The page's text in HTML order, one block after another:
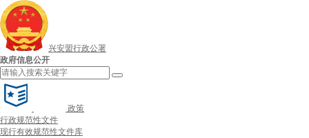
兴安盟行政公署
政府信息公开
政策
行政规范性文件
现行有效规范性文件库